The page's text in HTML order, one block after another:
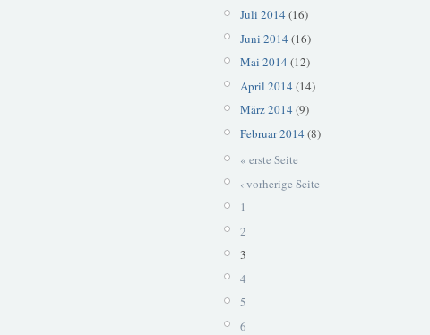
Juli 2014 (16)
Juni 2014 (16)
Mai 2014 (12)
April 2014 (14)
März 2014 (9)
Februar 2014 (8)
« erste Seite
‹ vorherige Seite
1
2
3
4
5
6